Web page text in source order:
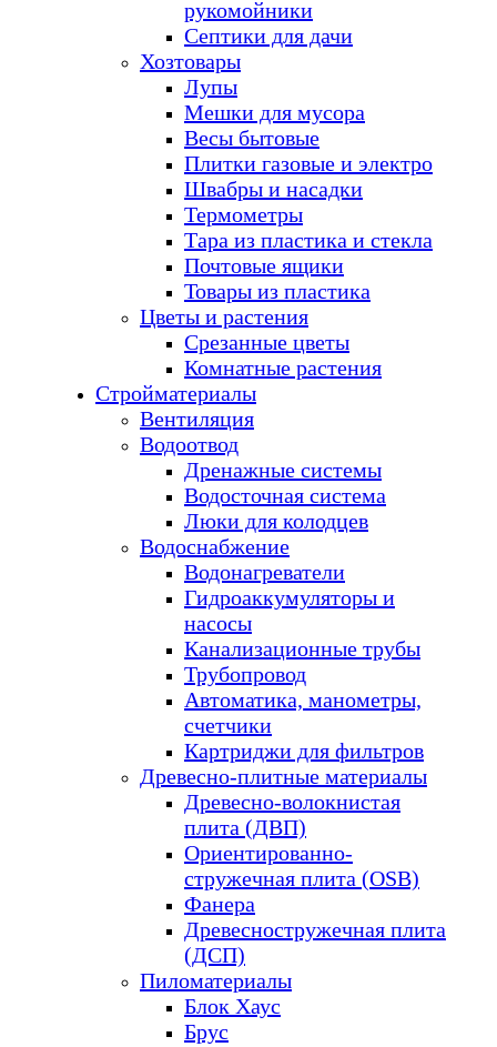
рукомойники
Септики для дачи
Хозтовары
Лупы
Мешки для мусора
Весы бытовые
Плитки газовые и электро
Швабры и насадки
Термометры
Тара из пластика и стекла
Почтовые ящики
Товары из пластика
Цветы и растения
Срезанные цветы
Комнатные растения
Стройматериалы
Вентиляция
Водоотвод
Дренажные системы
Водосточная система
Люки для колодцев
Водоснабжение
Водонагреватели
Гидроаккумуляторы и
насосы
Канализационные трубы
Трубопровод
Автоматика, манометры,
счетчики
Картриджи для фильтров
Древесно-плитные материалы
Древесно-волокнистая
плита (ДВП)
Ориентированно-
стружечная плита (OSB)
Фанера
Древесностружечная плита
(ДСП)
Пиломатериалы
Блок Хаус
Брус